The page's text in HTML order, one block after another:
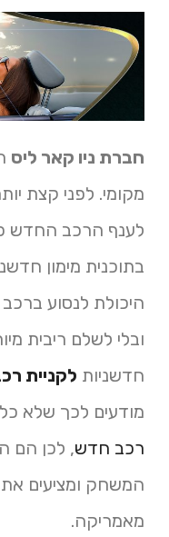
חברת ניו קאר ליס
לענף הרכב החדש
בתוכנית מימון
היכולת לנסוע
ובלי לשלם ריבית
חדשניות לקניית
מודעים לכך שלא
רכב חדש, לכן הם
המשחק ומציעים
מאמריקה.